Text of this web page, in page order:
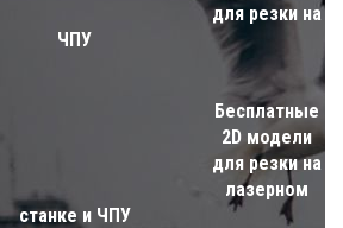
для резки на
ЧПУ
Бесплатные
2D модели
для резки на
лазерном
станке и ЧПУ